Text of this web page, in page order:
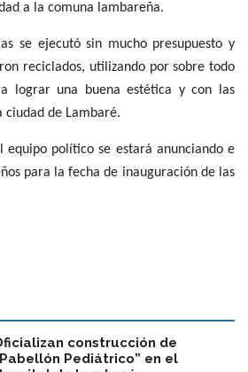
a la comuna lambareña.
se ejecutó sin mucho presupuesto y
reciclados, utilizando por sobre todo
lograr una buena estética y con las
de Lambaré.
equipo político se estará anunciando e
para la fecha de inauguración de las
construcción de
Pediátrico” en el